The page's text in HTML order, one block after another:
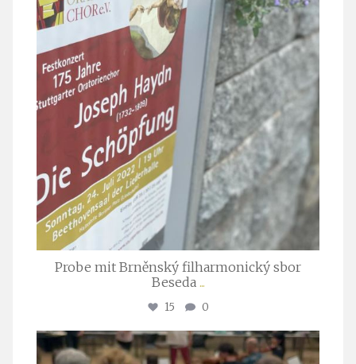
Probe mit Brněnský filharmonický sbor
Beseda ...
15 0
stuttgarter_oratorienchor
Juli 23